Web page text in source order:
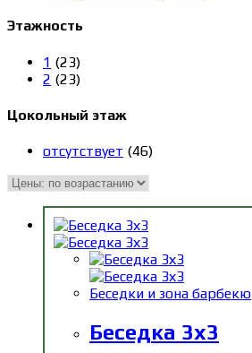
Этажность
1 (23)
2 (23)
Цокольный этаж
отсутствует (46)
Беседки и зона барбекю
Беседка 3х3